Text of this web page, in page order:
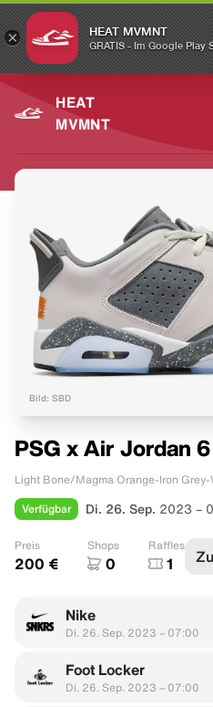
× HEAT MVMNT
GRATIS - Im Google Play
HEAT
MVMNT
Bild: SBD
PSG x Air Jordan
Light Bone/Magma Orange-Iron Grey-
Verfügbar Di. 26. Sep. 2023 –
Preis
200 €
Shops
0
Raffles
1
Nike
Di. 26. Sep. 2023 – 07:00
Foot Locker
Di. 26. Sep. 2023 – 07:00
Switch to the English version?